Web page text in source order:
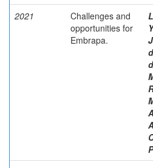
2021
Challenges and
opportunities for
Embrapa.